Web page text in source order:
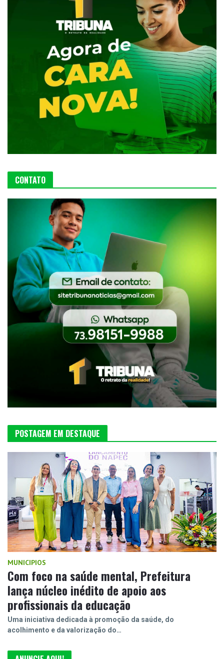
CONTATO
POSTAGEM EM DESTAQUE
MUNICIPIOS
Com foco na saúde mental, Prefeitura
lança núcleo inédito de apoio aos
profissionais da educação
Uma iniciativa dedicada à promoção da saúde, do
acolhimento e da valorização do…